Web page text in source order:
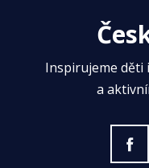
Inspirujeme děti
a